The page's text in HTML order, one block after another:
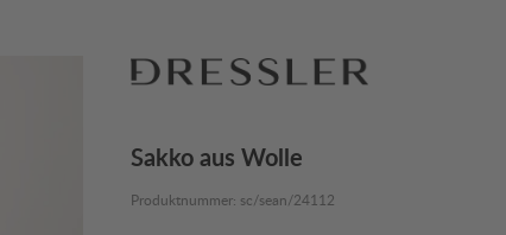
Sakko aus Wolle
Produktnummer: sc/sean/24112